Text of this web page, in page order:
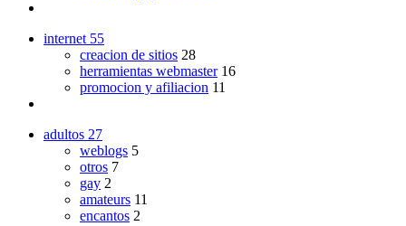
internet 55
creacion de sitios 28
herramientas webmaster 16
promocion y afiliacion 11
adultos 27
weblogs 5
otros 7
gay 2
amateurs 11
encantos 2